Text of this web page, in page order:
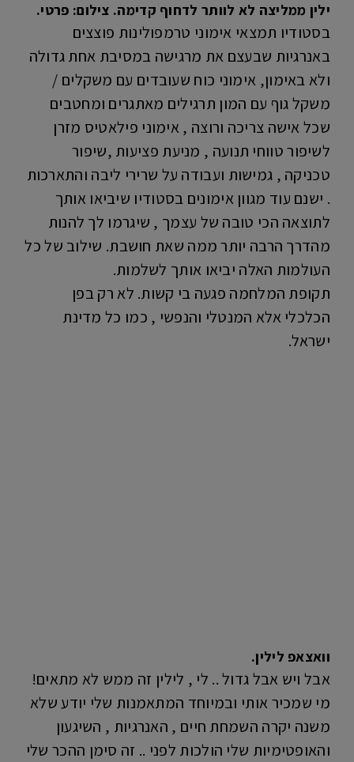
ילין ממליצה לא לוותר לדחוף קדימה. צילום: פרטי.
בסטודיו תמצאי אימוני טרמפולינות פוצצים
באנרגיות שבעצם את מרגישה במסיבת אחת גדולה
ולא באימון, אימוני כוח שעובדים עם משקלים /
משקל גוף עם המון תרגילים מאתגרים ומחטבים
שכל אישה צריכה ורוצה , אימוני פילאטיס מזרן
לשיפור טווחי תנועה , מניעת פציעות ,שיפור
טכניקה , גמישות ועבודה על שרירי ליבה והתארכות
. ישנם עוד מגוון אימונים בסטודיו שיביאו אותך
לתוצאה הכי טובה של עצמך , שיגרמו לך להנות
מהדרך הרבה יותר ממה שאת חושבת. שילוב של כל
העולמות האלה יביאו אותך לשלמות.
תקופת המלחמה פגעה בי קשות. לא רק בפן
הכלכלי אלא המנטלי והנפשי , כמו כל מדינת
ישראל.
וואצאפ לילין.
אבל ויש אבל גדול .. לי , לילין זה ממש לא מתאים!
מי שמכיר אותי ובמיוחד המתאמנות שלי יודע שלא
משנה יקרה השמחת חיים , האנרגיות , השיגעון
והאופטימיות שלי הולכות לפני .. זה סימן ההכר שלי